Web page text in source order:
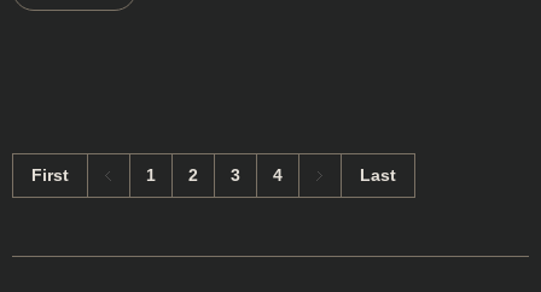
First 1 2 3 4 Last